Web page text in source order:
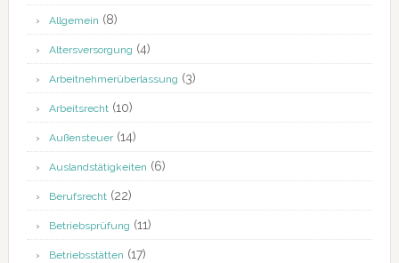
Allgemein (8)
Altersversorgung (4)
Arbeitnehmerüberlassung (3)
Arbeitsrecht(10)
Außensteuer(14)
Auslandstätigkeiten (6)
Berufsrecht(22)
Betriebsprüfung (11)
Betriebsstätten (17)